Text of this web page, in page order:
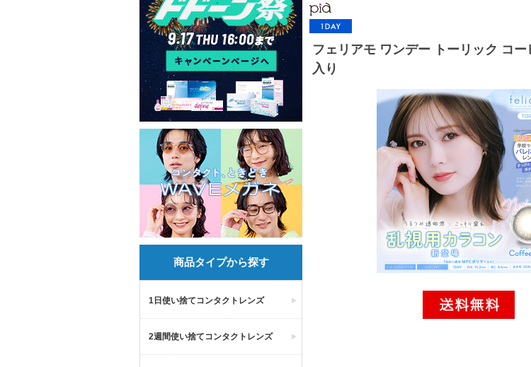
商品タイプから探す
1日使い捨てコンタクトレンズ
2週間使い捨てコンタクトレンズ
フェリアモ ワンデー トーリック コ
入り